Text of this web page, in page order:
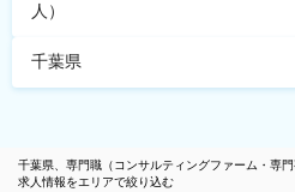
人）
千葉県
千葉県、専門職（コンサルティングファーム・専
求人情報をエリアで絞り込む